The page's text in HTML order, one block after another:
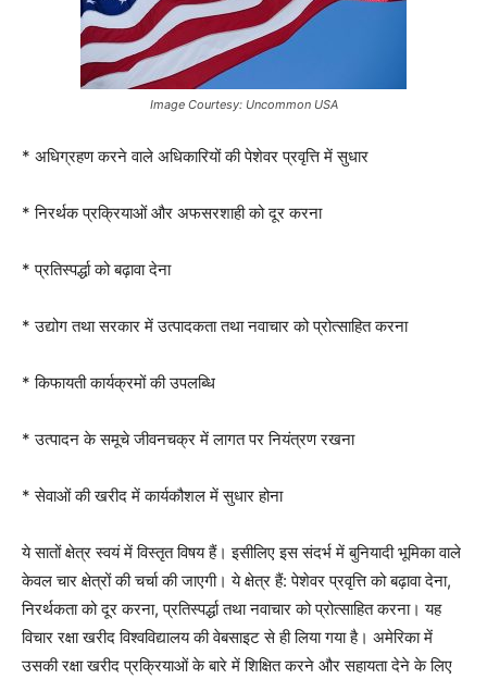
Image Courtesy: Uncommon USA
* अधिग्रहण करने वाले अधिकारियों की पेशेवर प्रवृत्ति में सुधार
* निरर्थक प्रक्रियाओं और अफसरशाही को दूर करना
* प्रतिस्पर्द्धा को बढ़ावा देना
* उद्योग तथा सरकार में उत्पादकता तथा नवाचार को प्रोत्साहित करना
* किफायती कार्यक्रमों की उपलब्धि
* उत्पादन के समूचे जीवनचक्र में लागत पर नियंत्रण रखना
* सेवाओं की खरीद में कार्यकौशल में सुधार होना
ये सातों क्षेत्र स्वयं में विस्तृत विषय हैं। इसीलिए इस संदर्भ में बुनियादी भूमिका वाले
केवल चार क्षेत्रों की चर्चा की जाएगी। ये क्षेत्र हैं: पेशेवर प्रवृत्ति को बढ़ावा देना,
निरर्थकता को दूर करना, प्रतिस्पर्द्धा तथा नवाचार को प्रोत्साहित करना। यह
विचार रक्षा खरीद विश्वविद्यालय की वेबसाइट से ही लिया गया है। अमेरिका में
उसकी रक्षा खरीद प्रक्रियाओं के बारे में शिक्षित करने और सहायता देने के लिए